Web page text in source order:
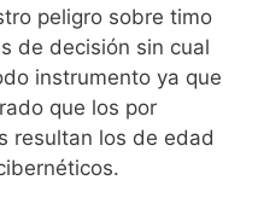
peligro sobre timo
de decisión sin cual
instrumento ya que
que los por
resultan los de edad